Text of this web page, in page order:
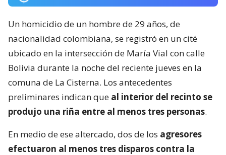
Un homicidio de un hombre de 29 años, de
nacionalidad colombiana, se registró en un cité
ubicado en la intersección de María Vial con calle
Bolivia durante la noche del reciente jueves en la
comuna de La Cisterna. Los antecedentes
preliminares indican que al interior del recinto se
produjo una riña entre al menos tres personas.
En medio de ese altercado, dos de los agresores
efectuaron al menos tres disparos contra la